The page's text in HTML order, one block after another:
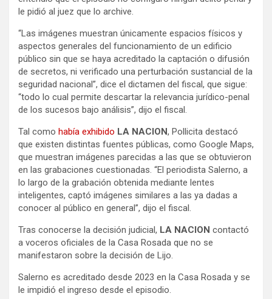
le pidió al juez que lo archive.
“Las imágenes muestran únicamente espacios físicos y
aspectos generales del funcionamiento de un edificio
público sin que se haya acreditado la captación o difusión
de secretos, ni verificado una perturbación sustancial de la
seguridad nacional”, dice el dictamen del fiscal, que sigue:
“todo lo cual permite descartar la relevancia jurídico-penal
de los sucesos bajo análisis”, dijo el fiscal.
Tal como había exhibido LA NACION, Pollicita destacó
que existen distintas fuentes públicas, como Google Maps,
que muestran imágenes parecidas a las que se obtuvieron
en las grabaciones cuestionadas. “El periodista Salerno, a
lo largo de la grabación obtenida mediante lentes
inteligentes, captó imágenes similares a las ya dadas a
conocer al público en general”, dijo el fiscal.
Tras conocerse la decisión judicial, LA NACION contactó
a voceros oficiales de la Casa Rosada que no se
manifestaron sobre la decisión de Lijo.
Salerno es acreditado desde 2023 en la Casa Rosada y se
le impidió el ingreso desde el episodio.